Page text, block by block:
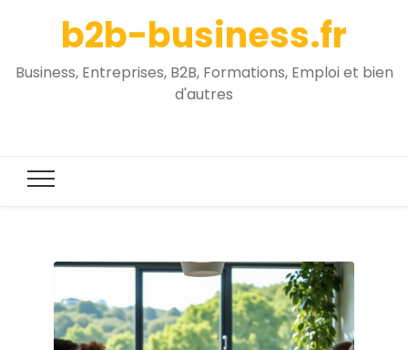
b2b-business.fr
Business, Entreprises, B2B, Formations, Emploi et bien
d'autres